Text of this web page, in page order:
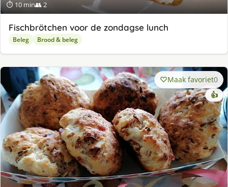
⏱ 10 min👥 2
Fischbrötchen voor de zondagse lunch
Beleg Brood & beleg
Maak favoriet0
👍